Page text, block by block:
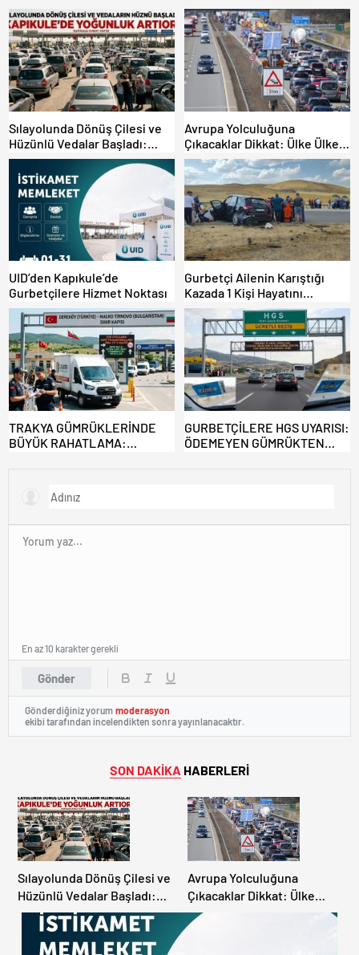
Sılayolunda Dönüş Çilesi ve
Hüzünlü Vedalar Başladı:
Kapıkule’de Yoğunluk Artıyor!
Avrupa Yolculuğuna
Çıkacaklar Dikkat: Ülke Ülke
Güncel Trafik Kuralları,
Avrupa Otoyol Hız Limitleri
UID’den Kapıkule’de
Gurbetçilere Hizmet Noktası
Gurbetçi Ailenin Karıştığı
Kazada 1 Kişi Hayatını
Kaybederken, 7 kişi Yaralandı.
TRAKYA GÜMRÜKLERİNDE
BÜYÜK RAHATLAMA:
GURBETÇİLERE HGS UYARISI:
ÖDEMEYEN GÜMRÜKTEN
Gönder
En az 10 karakter gerekli
Gönderdiğiniz yorum moderasyon
ekibi tarafından incelendikten sonra yayınlanacaktır.
SON DAKİKA HABERLERİ
Sılayolunda Dönüş Çilesi ve
Hüzünlü Vedalar Başladı:
Kapıkule’de Yoğunluk
Artıyor!
Avrupa Yolculuğuna
Çıkacaklar Dikkat: Ülke
Ülke Güncel Trafik Kuralları,
Avrupa Otoyol Hız Limitleri